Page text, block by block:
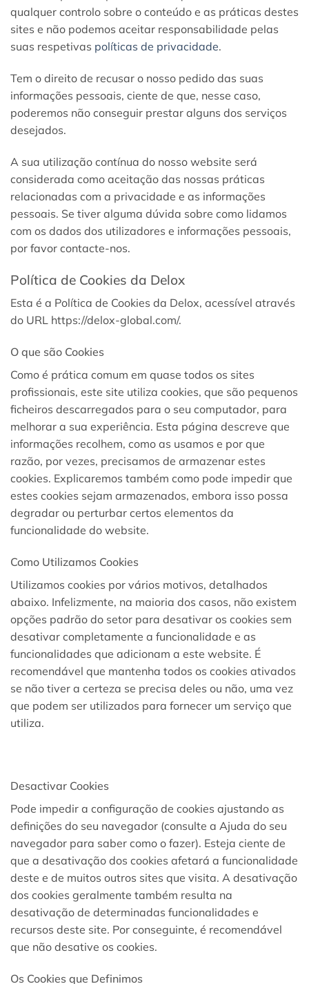
qualquer controlo sobre o conteúdo e as práticas destes
sites e não podemos aceitar responsabilidade pelas
suas respetivas políticas de privacidade.
Tem o direito de recusar o nosso pedido das suas
informações pessoais, ciente de que, nesse caso,
poderemos não conseguir prestar alguns dos serviços
desejados.
A sua utilização contínua do nosso website será
considerada como aceitação das nossas práticas
relacionadas com a privacidade e as informações
pessoais. Se tiver alguma dúvida sobre como lidamos
com os dados dos utilizadores e informações pessoais,
por favor contacte-nos.
Política de Cookies da Delox
Esta é a Política de Cookies da Delox, acessível através
do URL https://delox-global.com/.
O que são Cookies
Como é prática comum em quase todos os sites
profissionais, este site utiliza cookies, que são pequenos
ficheiros descarregados para o seu computador, para
melhorar a sua experiência. Esta página descreve que
informações recolhem, como as usamos e por que
razão, por vezes, precisamos de armazenar estes
cookies. Explicaremos também como pode impedir que
estes cookies sejam armazenados, embora isso possa
degradar ou perturbar certos elementos da
funcionalidade do website.
Como Utilizamos Cookies
Utilizamos cookies por vários motivos, detalhados
abaixo. Infelizmente, na maioria dos casos, não existem
opções padrão do setor para desativar os cookies sem
desativar completamente a funcionalidade e as
funcionalidades que adicionam a este website. É
recomendável que mantenha todos os cookies ativados
se não tiver a certeza se precisa deles ou não, uma vez
que podem ser utilizados para fornecer um serviço que
utiliza.
Desactivar Cookies
Pode impedir a configuração de cookies ajustando as
definições do seu navegador (consulte a Ajuda do seu
navegador para saber como o fazer). Esteja ciente de
que a desativação dos cookies afetará a funcionalidade
deste e de muitos outros sites que visita. A desativação
dos cookies geralmente também resulta na
desativação de determinadas funcionalidades e
recursos deste site. Por conseguinte, é recomendável
que não desative os cookies.
Os Cookies que Definimos